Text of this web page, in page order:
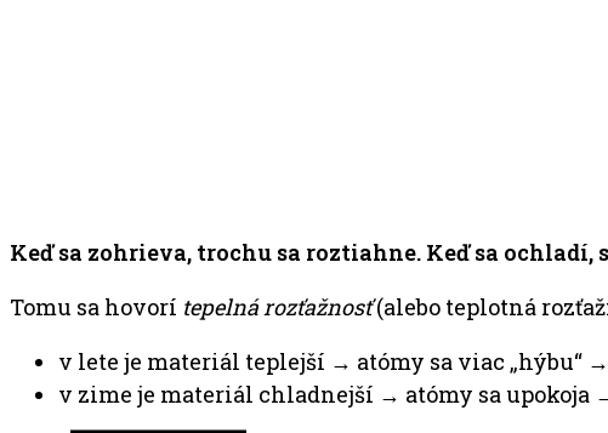
Keď sa zohrieva, trochu sa roztiahne. Keď sa ochladí,
Tomu sa hovorí tepelná rozťažnosť(alebo teplotná
v lete je materiál teplejší → atómy sa viac
v zime je materiál chladnejší → atómy sa